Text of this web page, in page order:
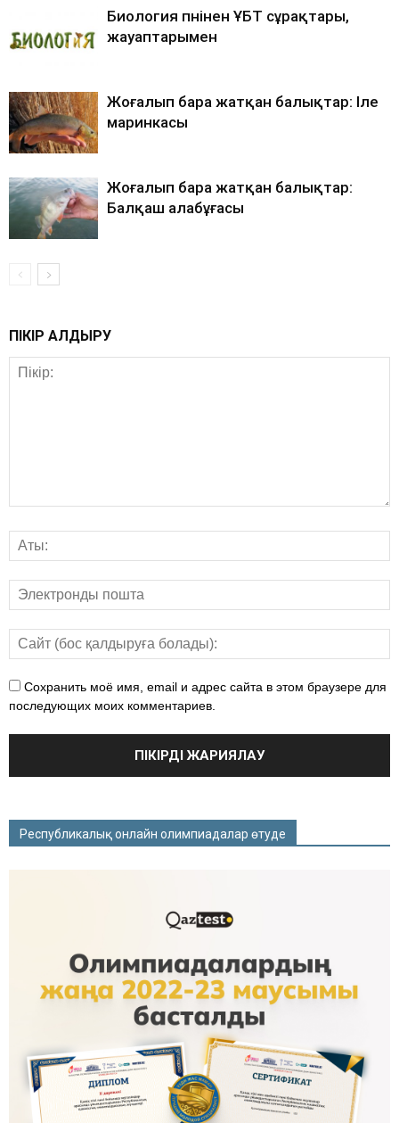
Биология пәнінен ҰБТ сұрақтары,
жауаптарымен
Жоғалып бара жатқан балықтар: Іле
маринкасы
Жоғалып бара жатқан балықтар:
Балқаш алабұғасы
ПІКІР ҚАЛДЫРУ
Сохранить моё имя, email и адрес сайта в этом браузере для
последующих моих комментариев.
Республикалық онлайн олимпиадалар өтуде